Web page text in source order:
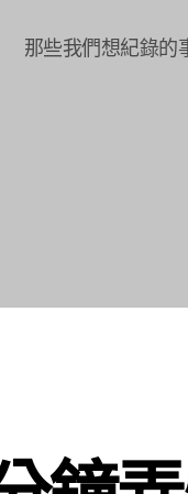
那些我們想紀錄的